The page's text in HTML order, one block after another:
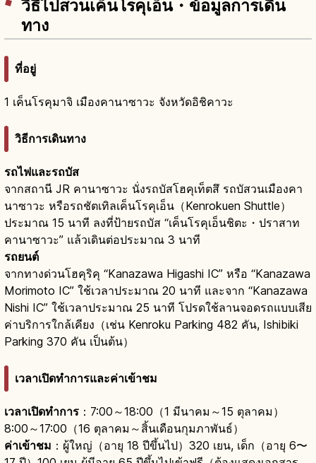
วิธีไปสวนเค็นโรคุเอ็น・ข้อมูลการเดิน
ทาง
ที่อยู่
1 เค็นโรคุมาจิ เมืองคานาซาวะ จังหวัดอิชิคาวะ
วิธีการเดินทาง
รถไฟและรถบัส
จากสถานี JR คานาซาวะ นั่งรถบัสโฮคุเท็ตสึ รถบัสวนเมืองคา
นาซาวะ หรือรถชัตเทิลเค็นโรคุเอ็น（Kenrokuen Shuttle）
ประมาณ 15 นาที ลงที่ป้ายรถบัส “เค็นโรคุเอ็นชิตะ・ปราสาท
คานาซาวะ” แล้วเดินต่อประมาณ 3 นาที
รถยนต์
จากทางด่วนโฮคุริคุ “Kanazawa Higashi IC” หรือ “Kanazawa
Morimoto IC” ใช้เวลาประมาณ 20 นาที และจาก “Kanazawa
Nishi IC” ใช้เวลาประมาณ 25 นาที โปรดใช้ลานจอดรถแบบเสีย
ค่าบริการใกล้เคียง（เช่น Kenroku Parking 482 คัน, Ishibiki
Parking 370 คัน เป็นต้น）
เวลาเปิดทำการและค่าเข้าชม
เวลาเปิดทำการ ：7:00～18:00（1 มีนาคม～15 ตุลาคม）
8:00～17:00（16 ตุลาคม～สิ้นเดือนกุมภาพันธ์）
ค่าเข้าชม ：ผู้ใหญ่（อายุ 18 ปีขึ้นไป）320 เยน, เด็ก（อายุ 6〜